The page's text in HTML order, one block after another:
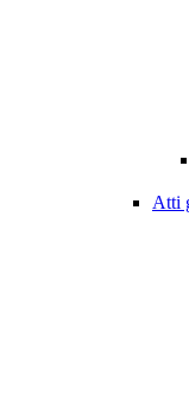
Atti